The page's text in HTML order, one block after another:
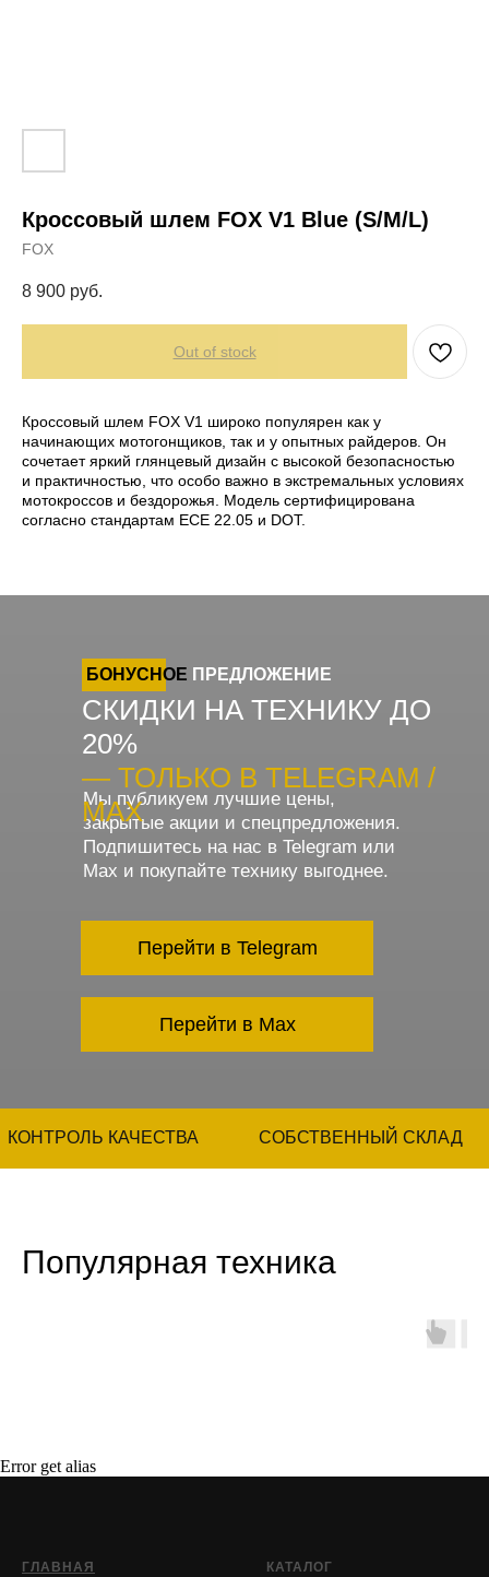
Кроссовый шлем FOX V1 Blue (S/M/L)
FOX
8 900 руб.
Out of stock
Кроссовый шлем FOX V1 широко популярен как у
начинающих мотогонщиков, так и у опытных райдеров. Он
сочетает яркий глянцевый дизайн с высокой безопасностью
и практичностью, что особо важно в экстремальных условиях
мотокроссов и бездорожья. Модель сертифицирована
согласно стандартам ECE 22.05 и DOT.
Мы публикуем лучшие цены,
закрытые акции и спецпредложения.
Подпишитесь на нас в Telegram или
Max и покупайте технику выгоднее.
Перейти в Telegram
Перейти в Max
СКИДКИ НА ТЕХНИКУ ДО
20%
— ТОЛЬКО В TELEGRAM /
MAX
БОНУСНОЕ ПРЕДЛОЖЕНИЕ
КОНТРОЛЬ КАЧЕСТВА СОБСТВЕННЫЙ СКЛАД
Популярная техника
Error get alias
ГЛАВНАЯ КАТАЛОГ